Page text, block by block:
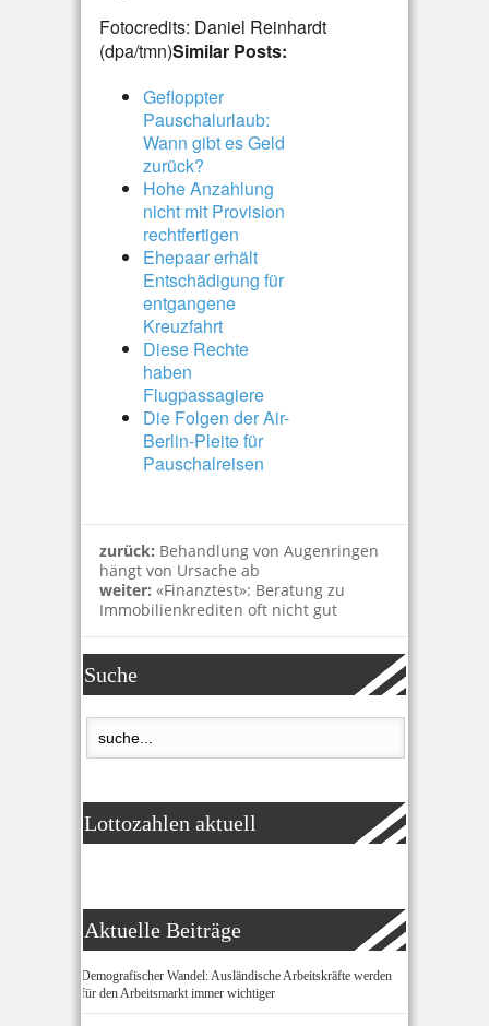
Fotocredits: Daniel Reinhardt
(dpa/tmn)Similar Posts:
Gefloppter
Pauschalurlaub:
Wann gibt es Geld
zurück?
Hohe Anzahlung
nicht mit Provision
rechtfertigen
Ehepaar erhält
Entschädigung für
entgangene
Kreuzfahrt
Diese Rechte
haben
Flugpassagiere
Die Folgen der Air-
Berlin-Pleite für
Pauschalreisen
zurück: Behandlung von Augenringen
hängt von Ursache ab
weiter: «Finanztest»: Beratung zu
Immobilienkrediten oft nicht gut
Suche
Lottozahlen aktuell
Aktuelle Beiträge
Demografischer Wandel: Ausländische Arbeitskräfte werden
für den Arbeitsmarkt immer wichtiger